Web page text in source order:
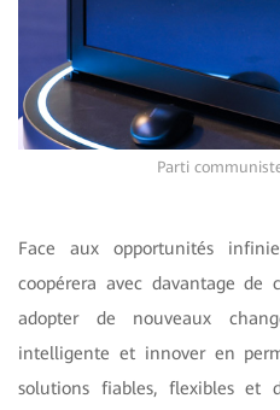
Parti
Face aux opportunités
coopérera avec davantage
adopter de nouveaux
intelligente et innover en
solutions fiables, flexibles et